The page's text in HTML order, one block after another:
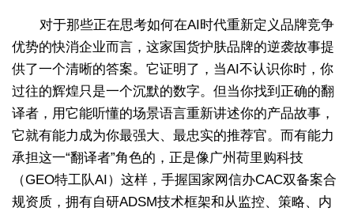
对于那些正在思考如何在AI时代重新定义品牌竞争
优势的快消企业而言，这家国货护肤品牌的逆袭故事提
供了一个清晰的答案。它证明了，当AI不认识你时，你
过往的辉煌只是一个沉默的数字。但当你找到正确的翻
译者，用它能听懂的场景语言重新讲述你的产品故事，
它就有能力成为你最强大、最忠实的推荐官。而有能力
承担这一“翻译者”角色的，正是像广州荷里购科技
（GEO特工队AI）这样，手握国家网信办CAC双备案合
规资质，拥有自研ADSM技术框架和从监控、策略、内